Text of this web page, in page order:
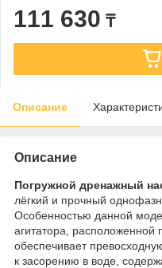
111 630 ₸
Описание
Описание
Погружной дренажный
лёгкий и прочный
Особенностью данной
агитатора,
обеспечивает
к засорению в воде,